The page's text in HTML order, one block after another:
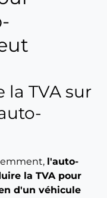
la TVA sur
l'auto-
la TVA pour
d'un véhicule